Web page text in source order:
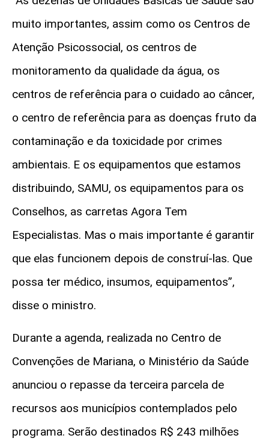
muito importantes, assim como os Centros de
Atenção Psicossocial, os centros de
monitoramento da qualidade da água, os
centros de referência para o cuidado ao câncer,
o centro de referência para as doenças fruto da
contaminação e da toxicidade por crimes
ambientais. E os equipamentos que estamos
distribuindo, SAMU, os equipamentos para os
Conselhos, as carretas Agora Tem
Especialistas. Mas o mais importante é garantir
que elas funcionem depois de construí-las. Que
possa ter médico, insumos, equipamentos”,
disse o ministro.
Durante a agenda, realizada no Centro de
Convenções de Mariana, o Ministério da Saúde
anunciou o repasse da terceira parcela de
recursos aos municípios contemplados pelo
programa. Serão destinados R$ 243 milhões